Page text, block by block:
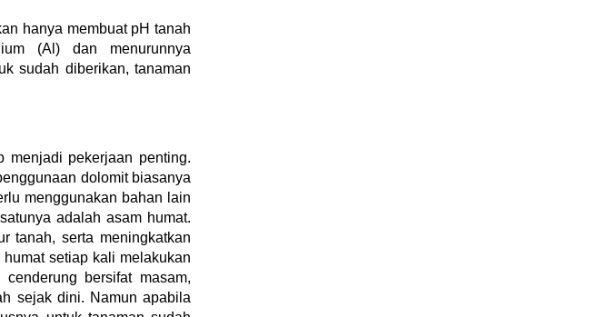
hanya membuat pH tanah
(Al) dan menurunnya
sudah diberikan, tanaman
menjadi pekerjaan penting.
dolomit biasanya
menggunakan bahan lain
adalah asam humat.
tanah, serta meningkatkan
setiap kali melakukan
bersifat masam,
sejak dini. Namun apabila